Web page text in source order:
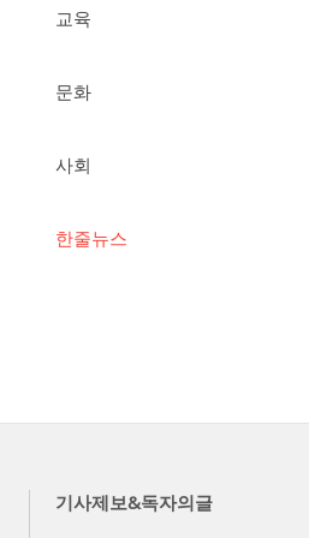
교육
문화
사회
한줄뉴스
기사제보&독자의글